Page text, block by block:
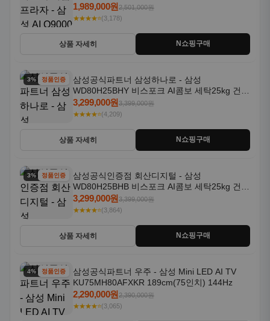
기본설치포함
1,989,000원2,501,000원
★★★★⭐(3,178)
상품 자세히 N쇼핑구매
3% 할인정품인증
삼성공식파트너 삼성하나로 - 삼성
WD80H25BHY 비스포크 AI콤보 세탁25kg 건조
18kg 26년형 일체형 1등급
3,299,000원3,399,000원
★★★★⭐(4,209)
상품 자세히 N쇼핑구매
3% 할인정품인증
삼성공식인증점 회산디지털 - 삼성
WD80H25BHB 비스포크 AI콤보 세탁25kg 건조
18kg 26년형 일체형 1등급
3,299,000원3,399,000원
★★★★⭐(3,864)
상품 자세히 N쇼핑구매
4% 할인정품인증
삼성공식파트너 우주 - 삼성 Mini LED AI TV
KU75MH80AFXKR 189cm(75인치) 144Hz
2,290,000원2,390,000원
★★★★⭐(3,065)